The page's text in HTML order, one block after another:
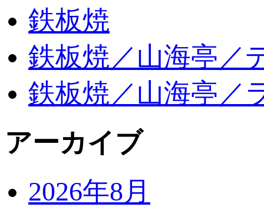
鉄板焼
鉄板焼／山海亭／
鉄板焼／山海亭／
アーカイブ
2026年8月